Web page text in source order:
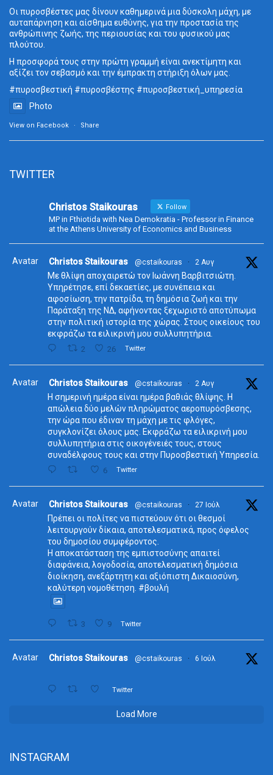
Οι πυροσβέστες μας δίνουν καθημερινά μια δύσκολη μάχη, με
αυταπάρνηση και αίσθημα ευθύνης, για την προστασία της
ανθρώπινης ζωής, της περιουσίας και του φυσικού μας
πλούτου.
Η προσφορά τους στην πρώτη γραμμή είναι ανεκτίμητη και
αξίζει τον σεβασμό και την έμπρακτη στήριξη όλων μας.
#πυροσβεστική #πυροσβέστης #πυροσβεστική_ υπηρεσία
Photo
View on Facebook · Share
TWITTER
Christos Staikouras Follow
MP in Fthiotida with Nea Demokratia - Professor in Finance
at the Athens University of Economics and Business
Avatar Christos Staikouras @cstaikouras · 2 Αυγ
Με θλίψη αποχαιρετώ τον Ιωάννη Βαρβιτσιώτη.
Υπηρέτησε, επί δεκαετίες, με συνέπεια και
αφοσίωση, την πατρίδα, τη δημόσια ζωή και την
Παράταξη της ΝΔ, αφήνοντας ξεχωριστό αποτύπωμα
στην πολιτική ιστορία της χώρας. Στους οικείους του
εκφράζω τα ειλικρινή μου συλλυπητήρια.
2 26 Twitter
Avatar Christos Staikouras @cstaikouras · 2 Αυγ
Η σημερινή ημέρα είναι ημέρα βαθιάς θλίψης. Η
απώλεια δύο μελών πληρώματος αεροπυρόσβεσης,
την ώρα που έδιναν τη μάχη με τις φλόγες,
συγκλονίζει όλους μας. Εκφράζω τα ειλικρινή μου
συλλυπητήρια στις οικογένειές τους, στους
συναδέλφους τους και στην Πυροσβεστική Υπηρεσία.
6 Twitter
Avatar Christos Staikouras @cstaikouras · 27 Ιούλ
Πρέπει οι πολίτες να πιστεύουν ότι οι θεσμοί
λειτουργούν δίκαια, αποτελεσματικά, προς όφελος
του δημοσίου συμφέροντος.
Η αποκατάσταση της εμπιστοσύνης απαιτεί
διαφάνεια, λογοδοσία, αποτελεσματική δημόσια
διοίκηση, ανεξάρτητη και αξιόπιστη Δικαιοσύνη,
καλύτερη νομοθέτηση. #βουλή
3 9 Twitter
Avatar Christos Staikouras @cstaikouras · 6 Ιούλ
Twitter
Load More
INSTAGRAM